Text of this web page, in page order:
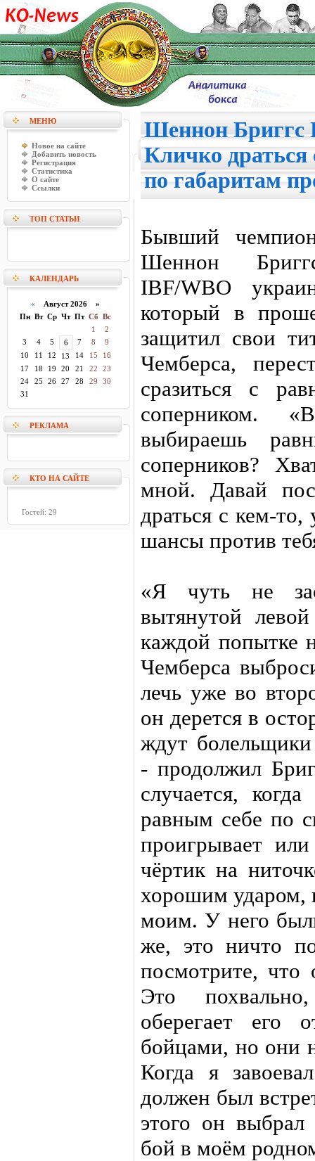
МЕНЮ
Новое на сайте
Добавить новость
Регистрация
Статистика
О сайте
Ссылки
ТОП СТАТЬИ
КАЛЕНДАРЬ
« Август 2026 »
Пн Вт Ср Чт Пт Сб Вс
1
2
3
4 5 6 7 8
9
10
11 12 13 14 15
16
17
18 19 20 21 22
23
24
25 26 27 28 29
30
31
РЕКЛАМА
КТО НА САЙТЕ
Гостей: 29
Шеннон Бриггс
Кличко драться
по габаритам
Бывший
Шеннон
IBF/WBO
который в
защитил свои
Чемберса,
сразиться с
соперником.
выбираешь
соперников?
мной. Давай
драться с кем-то,
шансы против
«Я чуть не
вытянутой
каждой попытке
Чемберса
лечь уже во
он дерется в
ждут
- продолжил
случается,
равным себе по
проигрывает
чёртик на
хорошим ударом,
моим. У него
же, это ничто
посмотрите,
Это
оберегает его
бойцами, но они
Когда я
должен был
этого он
бой в моём